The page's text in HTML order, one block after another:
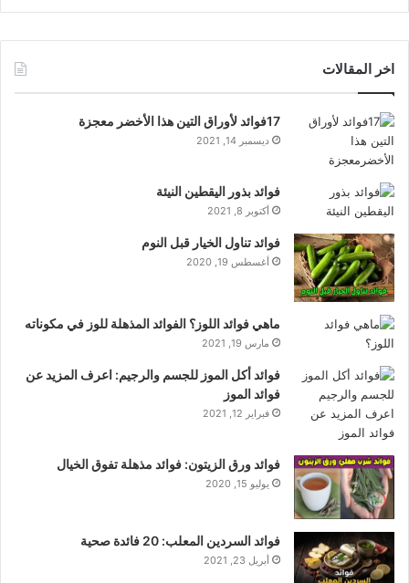
اخر المقالات
17فوائد لأوراق التين هذا الأخضر معجزة
ديسمبر 14, 2021
فوائد بذور اليقطين النيئة
أكتوبر 8, 2021
فوائد تناول الخيار قبل النوم
أغسطس 19, 2020
ماهي فوائد اللوز؟ الفوائد المذهلة للوز في مكوناته
مارس 19, 2021
فوائد أكل الموز للجسم والرجيم: اعرف المزيد عن
فوائد الموز
فبراير 12, 2021
فوائد ورق الزيتون: فوائد مذهلة تفوق الخيال
يوليو 15, 2020
فوائد السردين المعلب: 20 فائدة صحية
أبريل 23, 2021